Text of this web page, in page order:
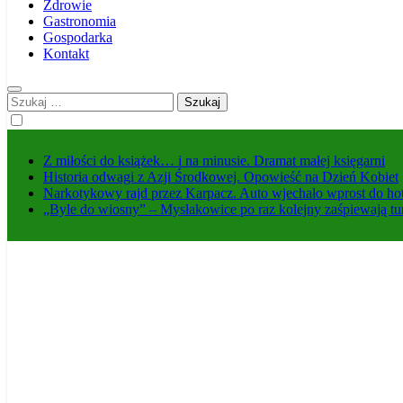
Zdrowie
Gastronomia
Gospodarka
Kontakt
Szukaj:
Z miłości do książek… i na minusie. Dramat małej księgarni
Historia odwagi z Azji Środkowej. Opowieść na Dzień Kobiet
Narkotykowy rajd przez Karpacz. Auto wjechało wprost do
„Byle do wiosny” – Mysłakowice po raz kolejny zaśpiewają